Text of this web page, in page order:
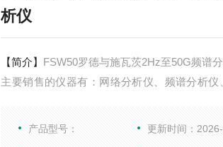
析仪
【简介】 FSW50罗德与施瓦茨2Hz至50G频谱
主要销售的仪器有：网络分析仪、频谱分析仪
波配件等。
产品型号： 更新时间：